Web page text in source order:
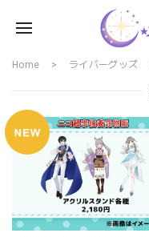
Home ライバーグッズ